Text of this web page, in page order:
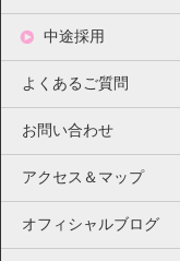
中途採用
よくあるご質問
お問い合わせ
アクセス＆マップ
オフィシャルブログ